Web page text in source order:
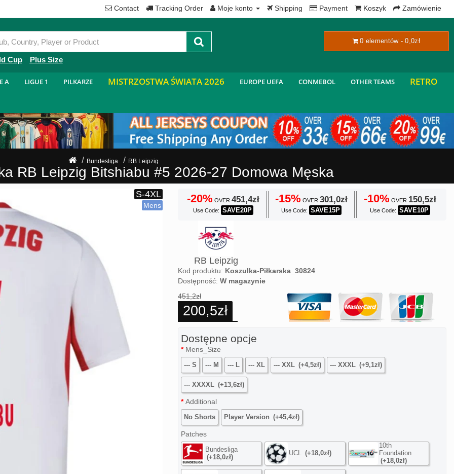
Contact Tracking Order Moje konto Shipping Payment Koszyk Zamówienie
Cup Plus Size
0 elementów - 0,0zł
x
A LIGUE 1 PILKARZE MISTRZOSTWA ŚWIATA 2026 EUROPE UEFA CONMEBOL OTHER TEAMS RETRO
Bundesliga RB Leipzig
RB Leipzig Bitshiabu #5 2026-27 Domowa Męska
-20% OVER451,4zł
Use Code: SAVE20P
-15% OVER 301,0zł
Use Code: SAVE15P
-10% OVER 150,5zł
Use Code: SAVE10P
RB Leipzig
Kod produktu: Koszulka-Piłkarska_30824
Dostępność: W magazynie
451,2zł
200,5zł
Dostępne opcje
Mens_Size
--- S --- M --- L --- XL --- XXL (+4,5zł) --- XXXL (+9,1zł)
--- XXXXL (+13,6zł)
Additional
No Shorts Player Version (+45,4zł)
Patches
Bundesliga
(+18,0zł)
UCL (+18,0zł)
10th
Foundation
(+18,0zł)